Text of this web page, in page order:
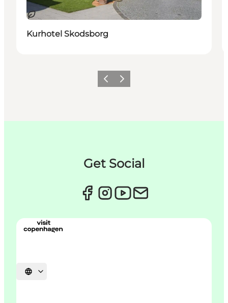
Sustainable
Kurhotel Skodsborg
Previous
Next
Get Social
Select language